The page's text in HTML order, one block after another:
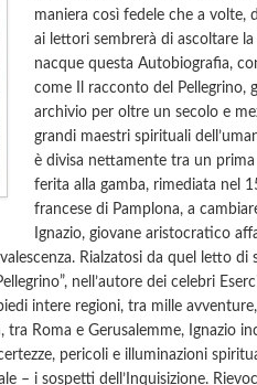
maniera così fedele che a volte,
ai lettori sembrerà di ascoltare
nacque questa Autobiografia,
come Il racconto del Pellegrino,
archivio per oltre un secolo e
grandi maestri spirituali
è divisa nettamente tra un
ferita alla gamba, rimediata nel
francese di Pamplona, a
Ignazio, giovane aristocratico
Rialzatosi da quel letto di
nell’autore dei celebri
intere regioni, tra mille
tra Roma e Gerusalemme, Ignazio
pericoli e illuminazioni
– i sospetti dell’Inquisizione.